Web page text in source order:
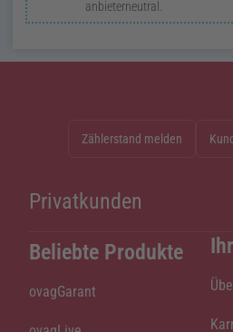
anbieter­neutral.
Zählerstand melden
Privatkunden
Beliebte Produkte
ovagGarant